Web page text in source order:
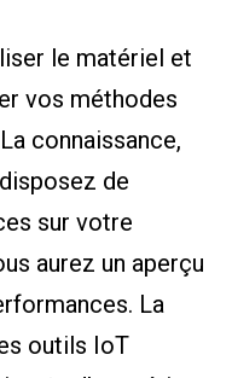
Études
le matériel et
vos méthodes
connaissance,
de
sur votre
aurez un aperçu
La
outils IoT